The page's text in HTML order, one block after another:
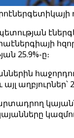
25.9%-ը։
աղբյուրներ՝